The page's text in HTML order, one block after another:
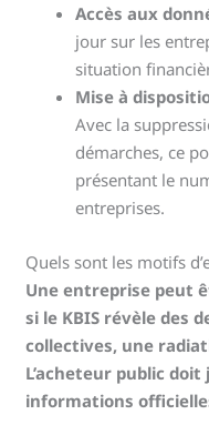
Accès aux
jour sur les
situation
Mise à
Avec la
démarches, ce
présentant le
entreprises.
Quels sont les motifs
Une entreprise peut
si le KBIS révèle des
collectives, une
L’acheteur public
informations